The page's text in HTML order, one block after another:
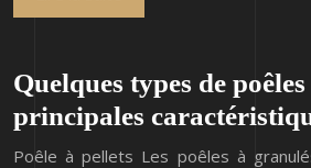
Quelques types de
principales
Poêle à pellets Les poêles à